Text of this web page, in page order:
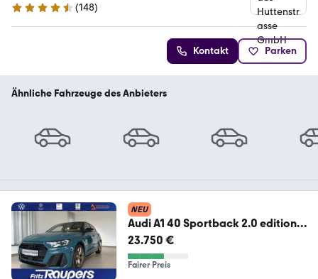
4.7 Sterne
(148)
Kontakt Parken
Ähnliche Fahrzeuge des Anbieters
NEU
Audi A1 40 Sportback 2.0 edition
one S-line +NAVI+ACC
23.750 €
Fairer Preis